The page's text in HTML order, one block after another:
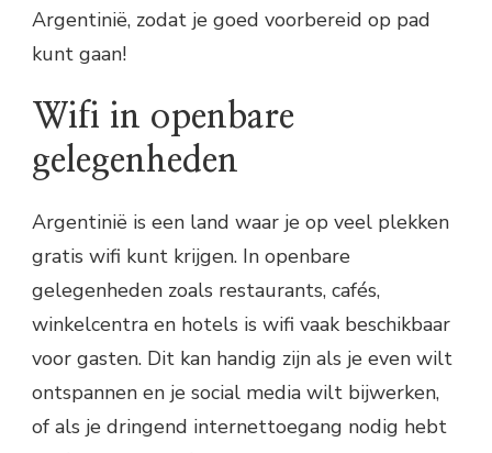
Argentinië, zodat je goed voorbereid op pad
kunt gaan!
Wifi in openbare
gelegenheden
Argentinië is een land waar je op veel plekken
gratis wifi kunt krijgen. In openbare
gelegenheden zoals restaurants, cafés,
winkelcentra en hotels is wifi vaak beschikbaar
voor gasten. Dit kan handig zijn als je even wilt
ontspannen en je social media wilt bijwerken,
of als je dringend internettoegang nodig hebt